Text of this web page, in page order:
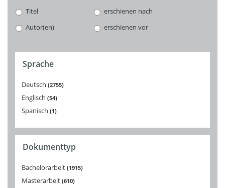
Titel
erschienen nach
Autor(en)
erschienen vor
Sprache
Deutsch 2755
Englisch 54
Spanisch 1
Dokumenttyp
Bachelorarbeit 1915
Masterarbeit 610